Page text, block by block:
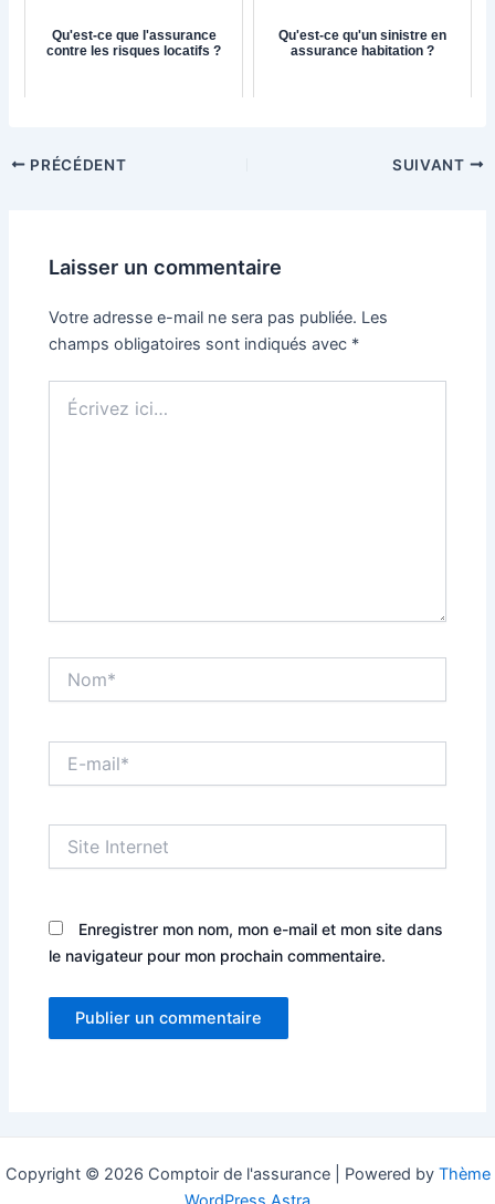
Qu'est-ce que l'assurance
contre les risques locatifs ?
Qu'est-ce qu'un sinistre en
assurance habitation ?
PRÉCÉDENT SUIVANT
Laisser un commentaire
Votre adresse e-mail ne sera pas publiée. Les
champs obligatoires sont indiqués avec *
ici…
mail*
Internet
Enregistrer mon nom, mon e-mail et mon site dans
le navigateur pour mon prochain commentaire.
Copyright © 2026 Comptoir de l'assurance | Powered by Thème